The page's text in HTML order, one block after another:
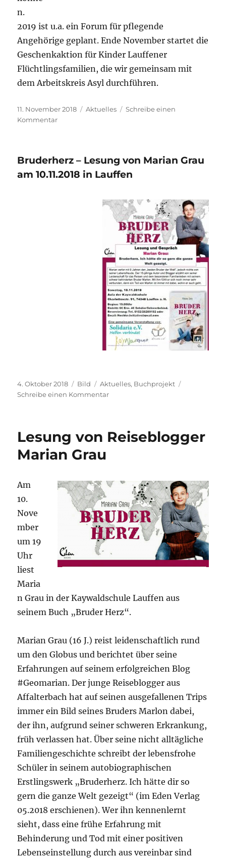
n.
2019 ist u.a. ein Forum für pflegende
Angehörige geplant. Ende November startet die
Geschenkaktion für Kinder Lauffener
Flüchtlingsfamilien, die wir gemeinsam mit
dem Arbeitskreis Asyl durchführen.
Veröffentlicht
am
11. November 2018 Kategorien
Aktuelles
Schreibe einen
Kommentarzu
Grau
ein
Bruderherz – Lesung von Marian Grau
am 10.11.2018 in Lauffen
Veröffentlicht
am
4. Oktober 2018 Format
Bild Kategorien
Aktuelles, Buchprojekt
Schreibe einen Kommentarzu
von
in
Lauffen
Lesung von Reiseblogger
Marian Grau
Am
10.
Nove
mber
um 19
Uhr
liest
Maria
n Grau in der Kaywaldschule Lauffen aus
seinem Buch „Bruder Herz“.
Marian Grau (16 J.) reist leidenschaftlich rund
um den Globus und berichtet über seine
Erfahrungen auf seinem erfolgreichen Blog
#Geomarian. Der junge Reiseblogger aus
Affalterbach hat auf seinen ausgefallenen Trips
immer ein Bild seines Bruders Marlon dabei,
der ihn, aufgrund seiner schweren Erkrankung,
früh verlassen hat. Über seine nicht alltägliche
Familiengeschichte schreibt der lebensfrohe
Schüler in seinem autobiographischen
Erstlingswerk „Bruderherz. Ich hätte dir so
gern die ganze Welt gezeigt“ (im Eden Verlag
05.2018 erschienen). Wer ihn kennenlernt
sieht, dass eine frühe Erfahrung mit
Behinderung und Tod mit einer positiven
Lebenseinstellung durch aus vereinbar sind